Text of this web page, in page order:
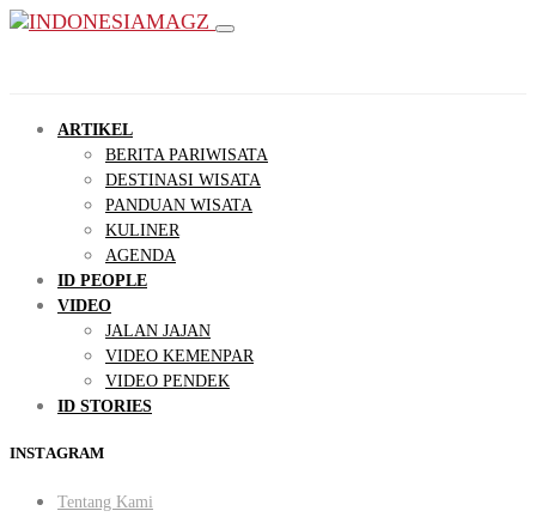
ARTIKEL
BERITA PARIWISATA
DESTINASI WISATA
PANDUAN WISATA
KULINER
AGENDA
ID PEOPLE
VIDEO
JALAN JAJAN
VIDEO KEMENPAR
VIDEO PENDEK
ID STORIES
INSTAGRAM
Tentang Kami